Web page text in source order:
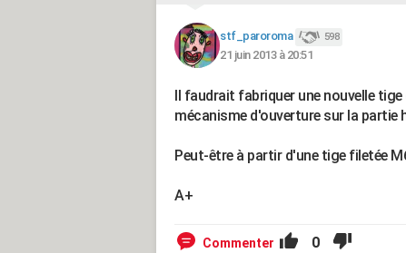
stf_paroroma 598
21 juin 2013 à 20:51
Il faudrait fabriquer une nouvelle
mécanisme d'ouverture sur la partie
Peut-être à partir d'une tige filetée
A+
Commenter 0